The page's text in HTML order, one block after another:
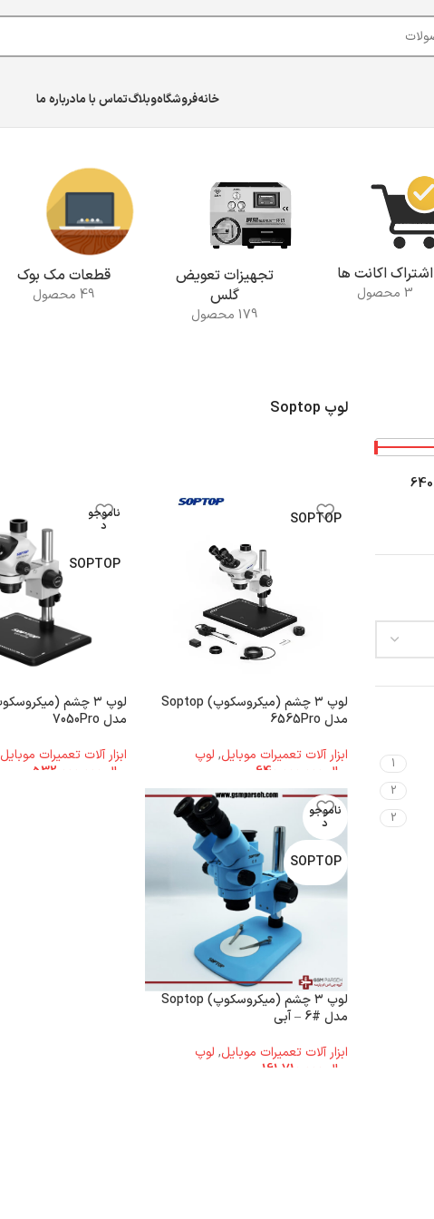
خانهفروشگاهوبلاگتماس با مادرباره ما
اشتراک اکانت ها
3 محصول
تجهیزات تعویض
گلس
179 محصول
قطعات مک بوک
49 محصول
لوپ Soptop
SOPTOP
لوپ ۳ چشم (میکروسکوپ) Soptop
مدل 6565Pro
ابزار آلات تعمیرات موبایل, لوپ
ریال
ناموجو
د
SOPTOP
مدل 7050Pro
ابزار آلات تعمیرات موبایل
ریال
ناموجو
د
SOPTOP
لوپ ۳ چشم (میکروسکوپ) Soptop
مدل #6 – آبی
ابزار آلات تعمیرات موبایل, لوپ
ریال
1
2
2